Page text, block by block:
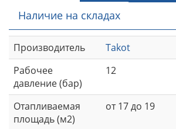
Наличие на складах
Производитель
Takot
Рабочее
давление (бар)
12
Отапливаемая
площадь (м2)
от 17 до 19